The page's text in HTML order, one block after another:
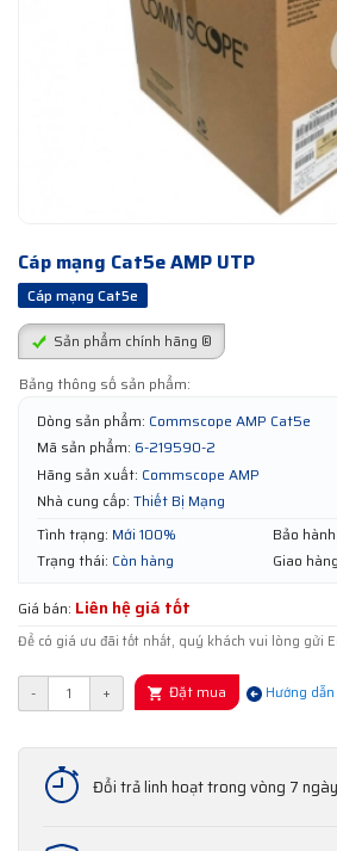
Cáp mạng Cat5e AMP UTP
Cáp mạng Cat5e
Sản phẩm chính hãng ®
Bảng thông số sản phẩm:
Dòng sản phẩm: Commscope AMP Cat5e
Mã sản phẩm: 6-219590-2
Hãng sản xuất: Commscope AMP
Nhà cung cấp: Thiết Bị Mạng
Tình trạng: Mới 100% Bảo hành:
Trạng thái: Còn hàng Giao
Giá bán: Liên hệ giá tốt
Để có giá ưu đãi tốt nhất, quý khách vui lòng gửi
- + Đặt mua Hướng
Đổi trả linh hoạt trong vòng 7 ngày